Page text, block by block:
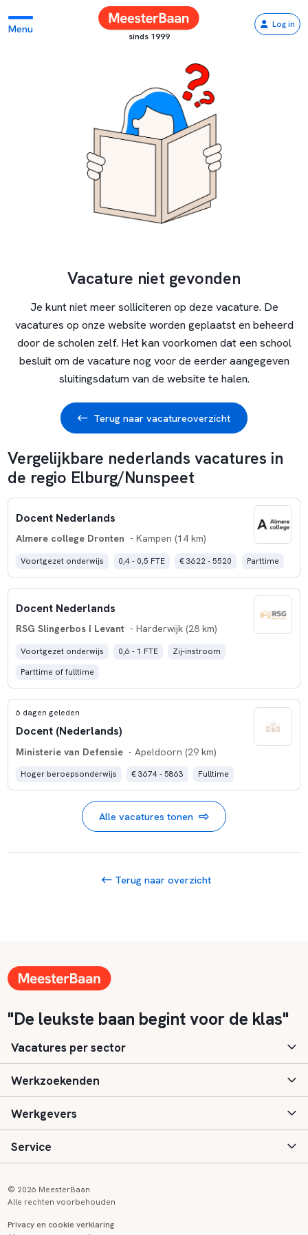
Menu
sinds 1999
Log in
Vacature niet gevonden
Je kunt niet meer solliciteren op deze vacature. De
vacatures op onze website worden geplaatst en beheerd
door de scholen zelf. Het kan voorkomen dat een school
besluit om de vacature nog voor de eerder aangegeven
sluitingsdatum van de website te halen.
Terug naar vacatureoverzicht
Vergelijkbare nederlands vacatures in
de regio Elburg/Nunspeet
Docent Nederlands
Almere college Dronten - Kampen (14 km)
Voortgezet onderwijs 0,4 - 0,5 FTE € 3622 - 5520 Parttime
Docent Nederlands
RSG Slingerbos I Levant - Harderwijk (28 km)
Voortgezet onderwijs 0,6 - 1 FTE
Zij-instroom
Parttime of fulltime
6 dagen geleden
Docent (Nederlands)
Ministerie van Defensie - Apeldoorn (29 km)
Hoger beroepsonderwijs € 3674 - 5863 Fulltime
Alle vacatures tonen
Terug naar overzicht
"De leukste baan begint voor de klas"
Vacatures per sector
Basisonderwijs
Speciaal (basis) onderwijs
Voortgezet onderwijs
Werkzoekenden
Aanmelden
Vacatures
Werkgevers
Inloggen
Service
© 2026 MeesterBaan
Alle rechten voorbehouden
Privacy en cookie verklaring